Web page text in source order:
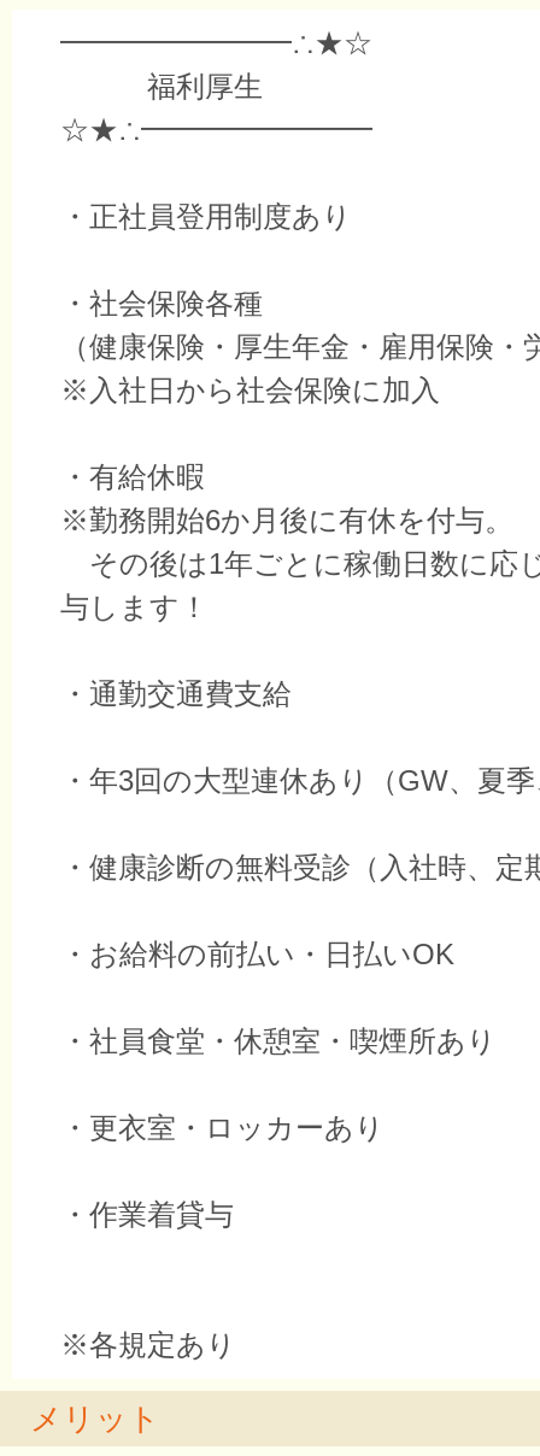
━━━━━━━━∴★☆
福利厚生
☆★∴━━━━━━━━
・正社員登用制度あり
・社会保険各種
（健康保険・厚生年金・雇用保険・
※入社日から社会保険に加入
・有給休暇
※勤務開始6か月後に有休を付与。
その後は1年ごとに稼働日数に応
与します！
・通勤交通費支給
・年3回の大型連休あり（GW、夏
・健康診断の無料受診（入社時、定
・お給料の前払い・日払いOK
・社員食堂・休憩室・喫煙所あり
・更衣室・ロッカーあり
・作業着貸与
※各規定あり
メリット